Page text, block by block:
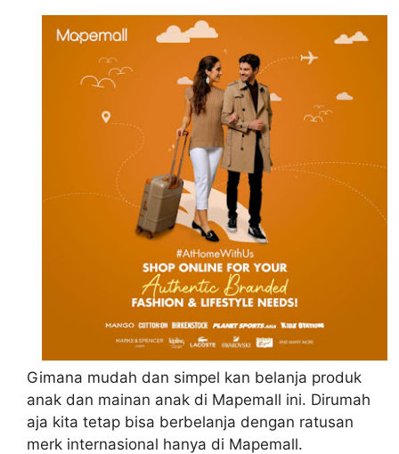
Gimana mudah dan simpel kan belanja produk
anak dan mainan anak di Mapemall ini. Dirumah
aja kita tetap bisa berbelanja dengan ratusan
merk internasional hanya di Mapemall.